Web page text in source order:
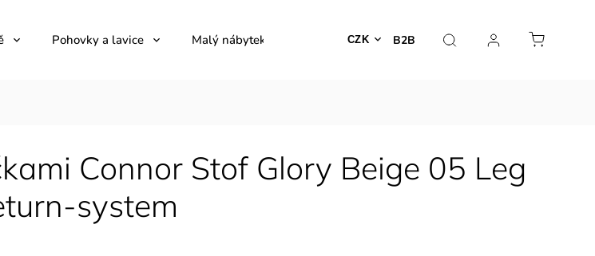
B2B
CZK
Pohovky a lavice Malý nábytek Venkovní nábytek Dekorace
Connor Stof Glory Beige 05 Leg
system